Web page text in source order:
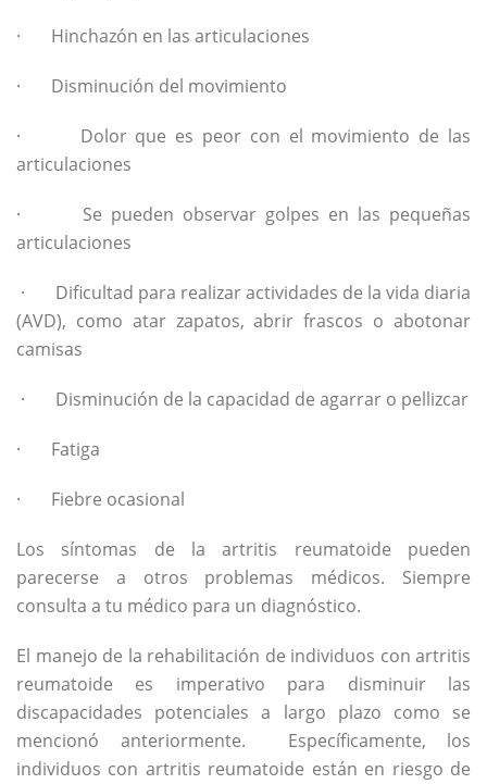
· Hinchazón en las articulaciones
· Disminución del movimiento
· Dolor que es peor con el movimiento de las
articulaciones
· Se pueden observar golpes en las pequeñas
articulaciones
· Dificultad para realizar actividades de la vida diaria
(AVD), como atar zapatos, abrir frascos o abotonar
camisas
· Disminución de la capacidad de agarrar o pellizcar
· Fatiga
· Fiebre ocasional
Los síntomas de la artritis reumatoide pueden
parecerse a otros problemas médicos. Siempre
consulta a tu médico para un diagnóstico.
El manejo de la rehabilitación de individuos con artritis
reumatoide es imperativo para disminuir las
discapacidades potenciales a largo plazo como se
mencionó anteriormente. Específicamente, los
individuos con artritis reumatoide están en riesgo de